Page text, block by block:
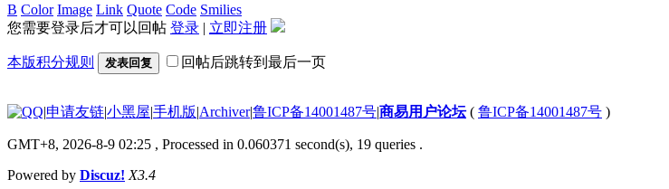
B Color Image Link Quote Code Smilies
您需要登录后才可以回帖 登录 | 立即注册
本版积分规则 发表回复 回帖后跳转到最后一页
|申请友链|小黑屋|手机版|Archiver|鲁ICP备14001487号|商易用户论坛( 鲁ICP备14001487号 )
GMT+8, 2026-8-9 02:25 , Processed in 0.060371 second(s), 19 queries .
Powered by Discuz! X3.4